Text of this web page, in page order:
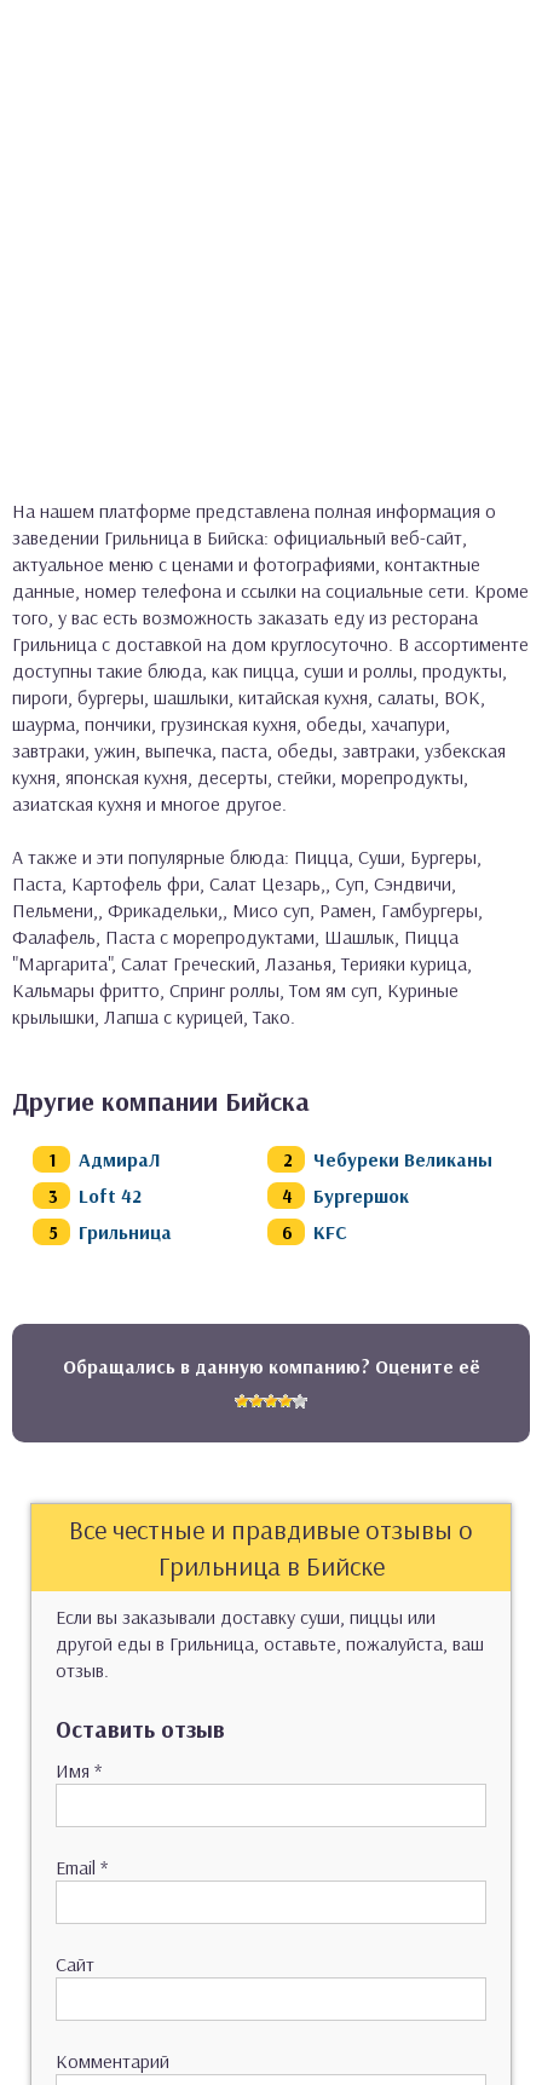
На нашем платформе представлена полная информация о
заведении Грильница в Бийска: официальный веб-сайт,
актуальное меню с ценами и фотографиями, контактные
данные, номер телефона и ссылки на социальные сети. Кроме
того, у вас есть возможность заказать еду из ресторана
Грильница с доставкой на дом круглосуточно. В ассортименте
доступны такие блюда, как пицца, суши и роллы, продукты,
пироги, бургеры, шашлыки, китайская кухня, салаты, ВОК,
шаурма, пончики, грузинская кухня, обеды, хачапури,
завтраки, ужин, выпечка, паста, обеды, завтраки, узбекская
кухня, японская кухня, десерты, стейки, морепродукты,
азиатская кухня и многое другое.
А также и эти популярные блюда: Пицца, Суши, Бургеры,
Паста, Картофель фри, Салат Цезарь,, Суп, Сэндвичи,
Пельмени,, Фрикадельки,, Мисо суп, Рамен, Гамбургеры,
Фалафель, Паста с морепродуктами, Шашлык, Пицца
"Маргарита", Салат Греческий, Лазанья, Терияки курица,
Кальмары фритто, Спринг роллы, Том ям суп, Куриные
крылышки, Лапша с курицей, Тако.
Другие компании Бийска
АдмираЛ
Чебуреки Великаны
Loft 42
Бургершок
Грильница
KFC
Обращались в данную компанию? Оцените её
Все честные и правдивые отзывы о
Грильница в Бийске
Если вы заказывали доставку суши, пиццы или
другой еды в Грильница, оставьте, пожалуйста, ваш
отзыв.
Оставить отзыв
Имя *
Email *
Сайт
Комментарий